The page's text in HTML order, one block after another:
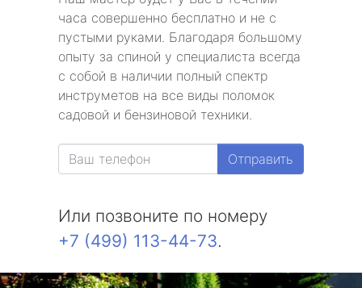
часа совершенно бесплатно и не с
пустыми руками. Благодаря большому
опыту за спиной у специалиста всегда
с собой в наличии полный спектр
инструметов на все виды поломок
садовой и бензиновой техники.
Отправить
Или позвоните по номеру
+7 (499) 113-44-73.